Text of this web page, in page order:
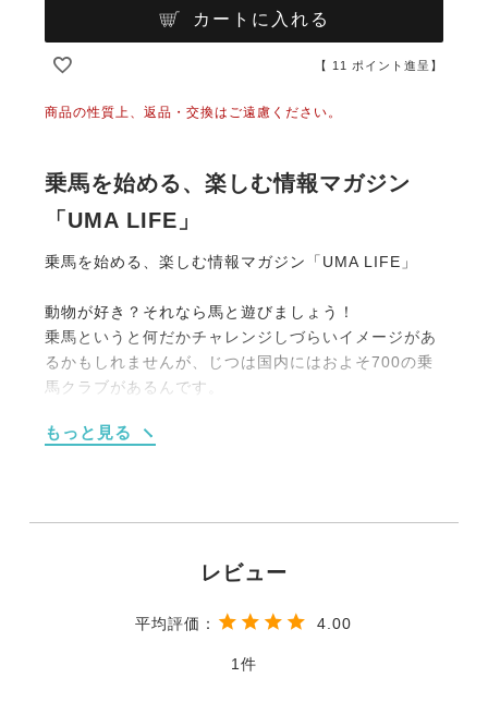
カートに入れる
【 11 ポイント進呈】
商品の性質上、返品・交換はご遠慮ください。
乗馬を始める、楽しむ情報マガジン
「UMA LIFE」
乗馬を始める、楽しむ情報マガジン「UMA LIFE」
動物が好き？それなら馬と遊びましょう！
乗馬というと何だかチャレンジしづらいイメージがあ
るかもしれませんが、じつは国内にはおよそ700の乗
馬クラブがあるんです。
【２】海や山、草原を馬でお散歩する《外乗》をメイ
（1時間10,000円程度）などなど。
そうして馬と仲良くなったら、馬と遊ぶ楽しみが膨ら
馬と過ごす時間が楽しくなるような国内外の情報が満
もっと見る
4.00
1